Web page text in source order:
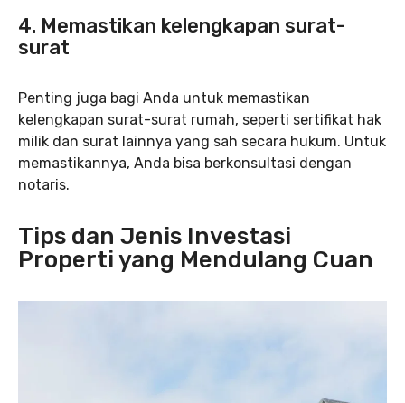
4. Memastikan kelengkapan surat-
surat
Penting juga bagi Anda untuk memastikan
kelengkapan surat-surat rumah, seperti sertifikat hak
milik dan surat lainnya yang sah secara hukum. Untuk
memastikannya, Anda bisa berkonsultasi dengan
notaris.
Tips dan Jenis Investasi
Properti yang Mendulang Cuan